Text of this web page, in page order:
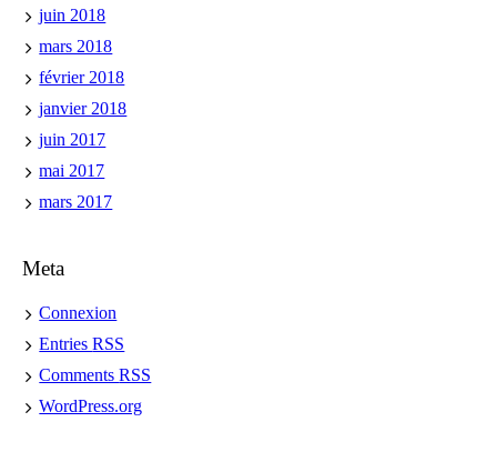
juin 2018
mars 2018
février 2018
janvier 2018
juin 2017
mai 2017
mars 2017
Meta
Connexion
EntriesRSS
CommentsRSS
WordPress.org